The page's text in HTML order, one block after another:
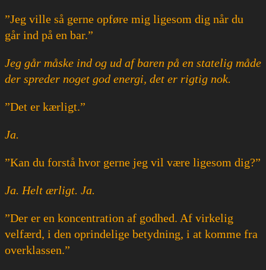
”Jeg ville så gerne opføre mig ligesom dig når du
går ind på en bar.”
Jeg går måske ind og ud af baren på en statelig måde
der spreder noget god energi, det er rigtig nok.
”Det er kærligt.”
Ja.
”Kan du forstå hvor gerne jeg vil være ligesom dig?”
Ja. Helt ærligt. Ja.
”Der er en koncentration af godhed. Af virkelig
velfærd, i den oprindelige betydning, i at komme fra
overklassen.”